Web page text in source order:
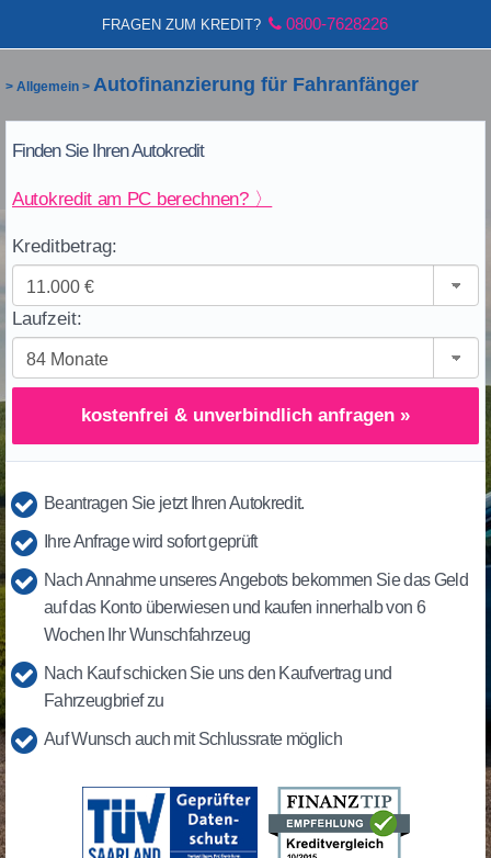
FRAGEN ZUM KREDIT? 0800-7628226
> Allgemein > Autofinanzierung für Fahranfänger
Finden Sie Ihren Autokredit
Autokredit am PC berechnen? 〉
Kreditbetrag:
Laufzeit:
kostenfrei & unverbindlich anfragen »
Beantragen Sie jetzt Ihren Autokredit.
Ihre Anfrage wird sofort geprüft
Nach Annahme unseres Angebots bekommen Sie das Geld
auf das Konto überwiesen und kaufen innerhalb von 6
Wochen Ihr Wunschfahrzeug
Nach Kauf schicken Sie uns den Kaufvertrag und
Fahrzeugbrief zu
Auf Wunsch auch mit Schlussrate möglich